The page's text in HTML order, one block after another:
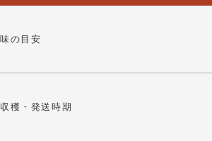
の目安
穫・発送時期